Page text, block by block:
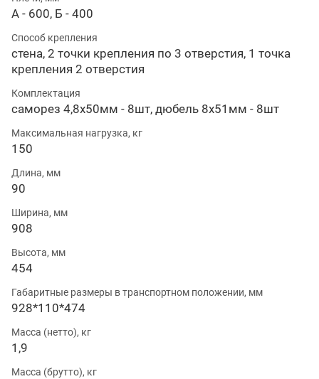
А - 600, Б - 400
Способ крепления
стена, 2 точки крепления по 3 отверстия, 1 точка
крепления 2 отверстия
Комплектация
саморез 4,8х50мм - 8шт, дюбель 8х51мм - 8шт
Максимальная нагрузка, кг
150
Длина, мм
90
Ширина, мм
908
Высота, мм
454
Габаритные размеры в транспортном положении, мм
928*110*474
Масса (нетто), кг
1,9
Масса (брутто), кг